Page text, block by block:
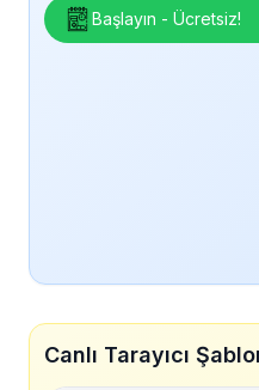
Başlayın - Ücretsiz!
Canlı Tarayıcı